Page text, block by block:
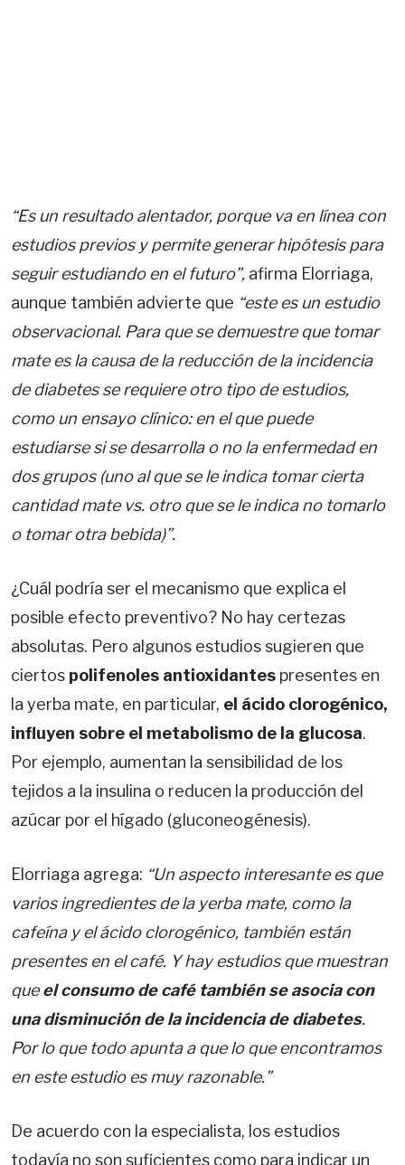
“Es un resultado alentador, porque va en línea con
estudios previos y permite generar hipótesis para
seguir estudiando en el futuro”, afirma Elorriaga,
aunque también advierte que “este es un estudio
observacional. Para que se demuestre que tomar
mate es la causa de la reducción de la incidencia
de diabetes se requiere otro tipo de estudios,
como un ensayo clínico: en el que puede
estudiarse si se desarrolla o no la enfermedad en
dos grupos (uno al que se le indica tomar cierta
cantidad mate vs. otro que se le indica no tomarlo
o tomar otra bebida)”.
¿Cuál podría ser el mecanismo que explica el
posible efecto preventivo? No hay certezas
absolutas. Pero algunos estudios sugieren que
ciertos polifenoles antioxidantes presentes en
la yerba mate, en particular, el ácido clorogénico,
influyen sobre el metabolismo de la glucosa.
Por ejemplo, aumentan la sensibilidad de los
tejidos a la insulina o reducen la producción del
azúcar por el hígado (gluconeogénesis).
Elorriaga agrega: “Un aspecto interesante es que
varios ingredientes de la yerba mate, como la
cafeína y el ácido clorogénico, también están
presentes en el café. Y hay estudios que muestran
queel consumo de café también se asocia con
una disminución de la incidencia de diabetes.
Por lo que todo apunta a que lo que encontramos
en este estudio es muy razonable.”
De acuerdo con la especialista, los estudios
todavía no son suficientes como para indicar un